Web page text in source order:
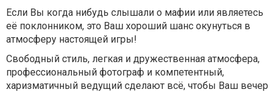
Если Вы когда нибудь слышали о мафии или являетесь
её поклонником, это Ваш хороший шанс окунуться в
атмосферу настоящей игры!
Свободный стиль, легкая и дружественная атмосфера,
профессиональный фотограф и компетентный,
харизматичный ведущий сделают всё, чтобы Ваш вечер